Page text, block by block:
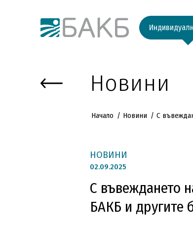
Новини
Начало Новини С
НОВИНИ
02.09.2025
С въвеждането
БАКБ и другите